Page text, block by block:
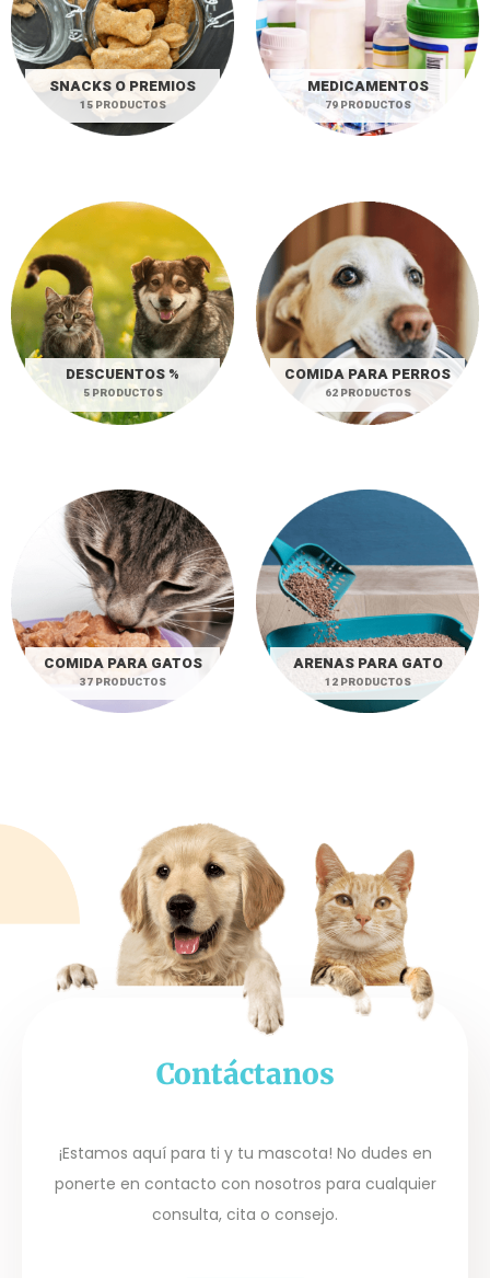
SNACKS O PREMIOS
15 PRODUCTOS
MEDICAMENTOS
79 PRODUCTOS
DESCUENTOS %
5 PRODUCTOS
COMIDA PARA PERROS
62 PRODUCTOS
COMIDA PARA GATOS
37 PRODUCTOS
ARENAS PARA GATO
12 PRODUCTOS
Contáctanos
¡Estamos aquí para ti y tu mascota! No dudes en
ponerte en contacto con nosotros para cualquier
consulta, cita o consejo.